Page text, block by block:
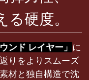
硬度。
ンド レイヤー」 に
りをよりスムーズ
材と独自構造で沈